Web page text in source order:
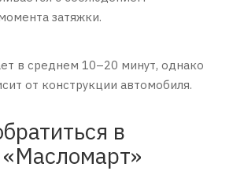
затяжки.
в среднем 10–20 минут, однако
от конструкции автомобиля.
в